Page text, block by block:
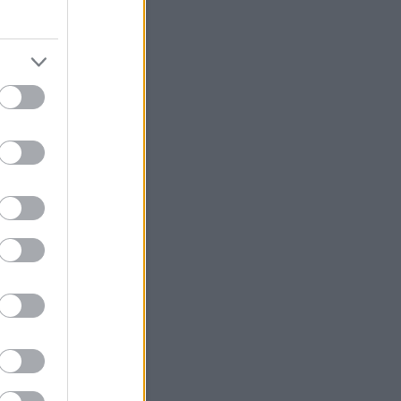
találják a felelősöket a
a hófrászról
hivatal bele akar szólni a
összetételébe
a hófrász igazi felelősei a
Start visszatéríti a jegyek
hómizériában pórul
miniszteri intézkedést
a január 2-i MÁV-os
csoport az év első
teljes csődöt
dolgoznak
- Mestska
- Megint Állunk Vazze